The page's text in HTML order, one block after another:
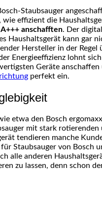
Staubsauger
effizient die
anschafften. Der
Haushaltsgerät kann
Hersteller in der
Energieeffizienz lohnt
Geräte
perfekt ein.
etwa den Bosch
mit stark
tendieren manche
Staubsauger von
alle anderen
zu lassen, denn schon